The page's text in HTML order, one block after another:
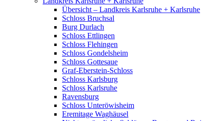
Übersicht – Landkreis Karlsruhe + Karlsruhe
Schloss Bruchsal
Burg Durlach
Schloss Ettlingen
Schloss Flehingen
Schloss Gondelsheim
Schloss Gottesaue
Graf-Eberstein-Schloss
Schloss Karlsburg
Schloss Karlsruhe
Ravensburg
Schloss Unteröwisheim
Eremitage Waghäusel